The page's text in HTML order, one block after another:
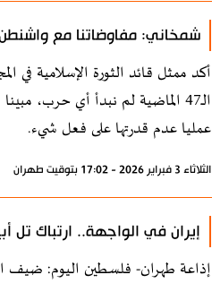
شمخاني: مفاوضاتنا مع
أكد ممثل قائد الثورة الإسلامية في
الـ47 الماضية لم نبدأ أي
عمليا عدم قدرتها على فعل شيء.
الثلاثاء 3 فبراير 2026 - 17:02 بتوقيت طهران
إيران في الواجهة.. ارتباك تل
إذاعة طهران- فلسطين اليوم: ضيف